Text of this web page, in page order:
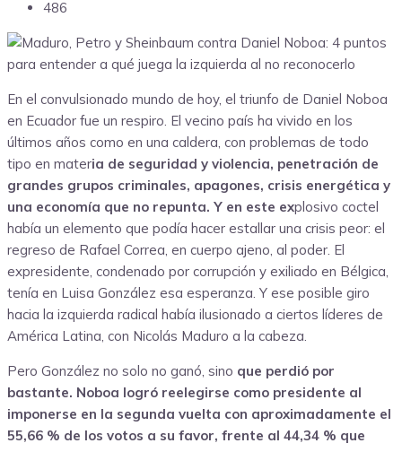
486
En el convulsionado mundo de hoy, el triunfo de Daniel Noboa
en Ecuador fue un respiro. El vecino país ha vivido en los
últimos años como en una caldera, con problemas de todo
tipo en materia de seguridad y violencia, penetración de
grandes grupos criminales, apagones, crisis energética y
una economía que no repunta. Y en este explosivo coctel
había un elemento que podía hacer estallar una crisis peor: el
regreso de Rafael Correa, en cuerpo ajeno, al poder. El
expresidente, condenado por corrupción y exiliado en Bélgica,
tenía en Luisa González esa esperanza. Y ese posible giro
hacia la izquierda radical había ilusionado a ciertos líderes de
América Latina, con Nicolás Maduro a la cabeza.
Pero González no solo no ganó, sino que perdió por
bastante. Noboa logró reelegirse como presidente al
imponerse en la segunda vuelta con aproximadamente el
55,66 % de los votos a su favor, frente al 44,34 % que